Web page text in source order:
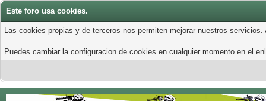
Este foro usa cookies.
Las cookies propias y de terceros nos permiten mejorar nuestros
Puedes cambiar la configuracion de cookies en cualquier momento en el